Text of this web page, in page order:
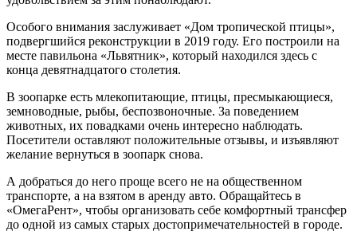
Особого внимания заслуживает «Дом тропической птицы»,
подвергшийся реконструкции в 2019 году. Его построили на
месте павильона «Львятник», который находился здесь с
конца девятнадцатого столетия.
В зоопарке есть млекопитающие, птицы, пресмыкающиеся,
земноводные, рыбы, беспозвоночные. За поведением
животных, их повадками очень интересно наблюдать.
Посетители оставляют положительные отзывы, и изъявляют
желание вернуться в зоопарк снова.
А добраться до него проще всего не на общественном
транспорте, а на взятом в аренду авто. Обращайтесь в
«ОмегаРент», чтобы организовать себе комфортный трансфер
до одной из самых старых достопримечательностей в городе.